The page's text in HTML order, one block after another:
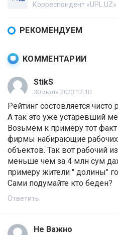
Корреспондент «UPL.UZ»
РЕКОМЕНДУЕМ
КОММЕНТАРИИ
StikS
30 июля 2023 12:10
Рейтинг состовляется чисто
А так это уже устаревший
Возьмём к примеру тот
фирмы набирающие рабочих
объектов. Так вот рабочий
меньше чем за 4 млн сум
примеру жители " долины"
Сами подумайте кто беден?
Ответить
Не Важно